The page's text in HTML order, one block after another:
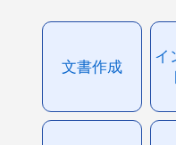
文書作成
イ